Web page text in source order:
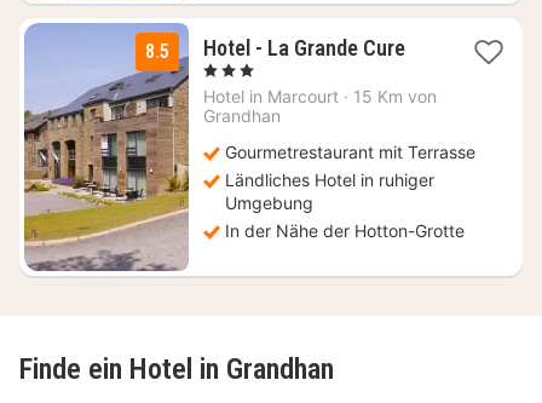
8.5 Hotel - La Grande Cure3
ab
, 3 Sterne
Hotel in Marcourt · 15 Km von
Grandhan
Gourmetrestaurant mit Terrasse
Ländliches Hotel in ruhiger
Umgebung
In der Nähe der Hotton-Grotte
Finde ein Hotel in Grandhan